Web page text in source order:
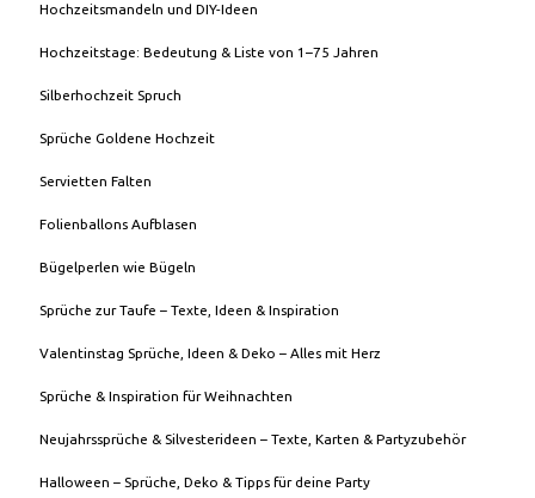
Hochzeitsmandeln und DIY-Ideen
Hochzeitstage: Bedeutung & Liste von 1–75 Jahren
Silberhochzeit Spruch
Sprüche Goldene Hochzeit
Servietten Falten
Folienballons Aufblasen
Bügelperlen wie Bügeln
Sprüche zur Taufe – Texte, Ideen & Inspiration
Valentinstag Sprüche, Ideen & Deko – Alles mit Herz
Sprüche & Inspiration für Weihnachten
Neujahrssprüche & Silvesterideen – Texte, Karten & Partyzubehör
Halloween – Sprüche, Deko & Tipps für deine Party